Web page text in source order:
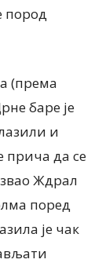
пород
(према
баре је
и
прича да се
Ждрал
поред
је чак